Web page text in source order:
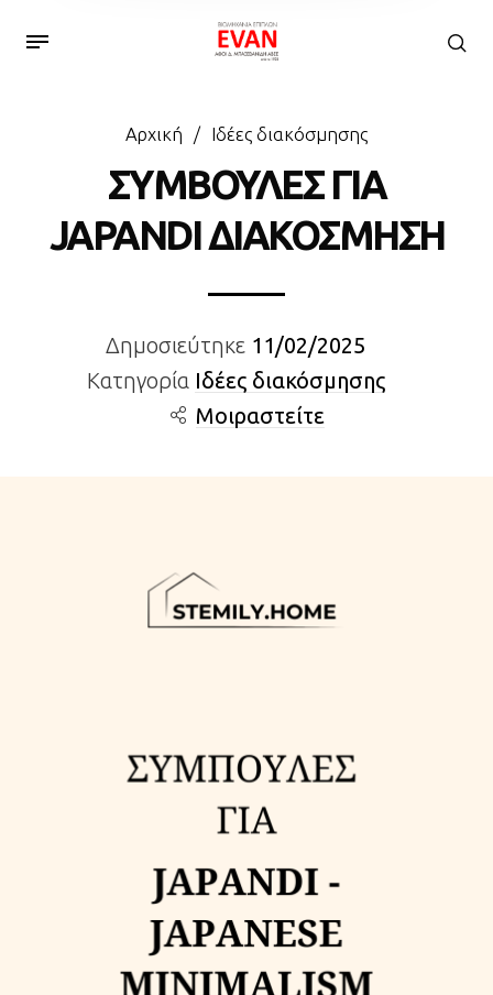
Αρχική / Ιδέες διακόσμησης
ΣΥΜΒΟΥΛΕΣ ΓΙΑ
JAPANDI ΔΙΑΚΟΣΜΗΣΗ
Δημοσιεύτηκε 11/02/2025
Κατηγορία Ιδέες διακόσμησης
Μοιραστείτε